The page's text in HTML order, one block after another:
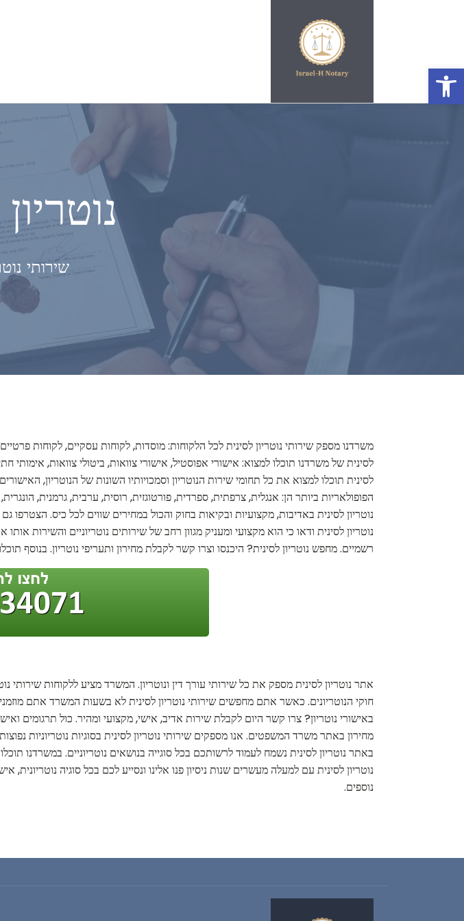
פתח סרגל נגישות
שירותי
משרדנו מספק שירותי נוטריון לסינית לכל הלקוחות: מוסדות, לקוחות עסקיים, לקוחות
לסינית של משרדנו תוכלו למצוא: אישורי אפוסטיל, אישורי צוואות, ביטולי צוואות,
לסינית תוכלו למצוא את כל תחומי שירות הנוטריון וסמכויותיו השונות של הנוטריון,
הפופולאריות ביותר הן: אנגלית, צרפתית, ספרדית, פורטוגזית, רוסית, ערבית, גרמנית,
נוטריון לסינית באדיבות, מקצועיות ובקיאות בחוק והכול במחירים שווים לכל כיס.
נוטריון לסינית ודאו כי הוא מקצועי ומעניק מגוון רחב של שירותים נוטריוניים והשירות
רשמיים. מחפש נוטריון לסינית? היכנסו וצרו קשר לקבלת מחירון ותעריפי נוטריון. בנוסף
אתר נוטריון לסינית מספק את כל שירותי עורך דין ונוטריון. המשרד מציע ללקוחות
חוקי הנוטריונים. כאשר אתם מחפשים שירותי נוטריון לסינית לא בשעות המשרד אתם
באישורי נוטריון? צרו קשר היום לקבלת שירות אדיב, אישי, מקצועי ומהיר. כול תרגומים
מחירון באתר משרד המשפטים. אנו מספקים שירותי נוטריון לסינית בסוגיות נוטריוניות
באתר נוטריון לסינית נשמח לעמוד לרשותכם בכל סוגייה בנושאים נוטריוניים. במשרדנו
נוטריון לסינית עם למעלה מעשרים שנות ניסיון פנו אלינו ונסייע לכם בכל סוגיה
נוספים.